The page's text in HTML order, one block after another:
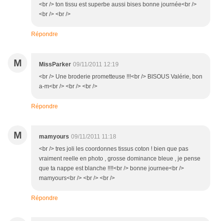
<br /> ton tissu est superbe aussi bises bonne journée<br />
<br /> <br />
Répondre
M MissParker 09/11/2011 12:19
<br /> Une broderie prometteuse !!!<br /> BISOUS Valérie, bon
a-m<br /> <br /> <br />
Répondre
M mamyours 09/11/2011 11:18
<br /> tres joli les coordonnes tissus coton ! bien que pas
vraiment reelle en photo , grosse dominance bleue , je pense
que ta nappe est blanche !!!!<br /> bonne journee<br />
mamyours<br /> <br /> <br />
Répondre